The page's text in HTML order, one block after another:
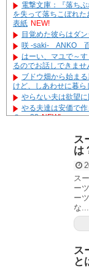
電撃文庫：『落ち
を失って落ちこぼれ
表紙 NEW!
目覚めた彼らはダ
咲 -saki- ANKO
はーい、マユで～
るのでお話しできませ
ブドウ畑から始ま
けど、しあわせに暮
やらない夫は欲望
やる夫達は安価で
２ -32 NEW!
遊☆戯☆王G-
Powered by
ス
は
ス
ー
ー
な...
ス
と